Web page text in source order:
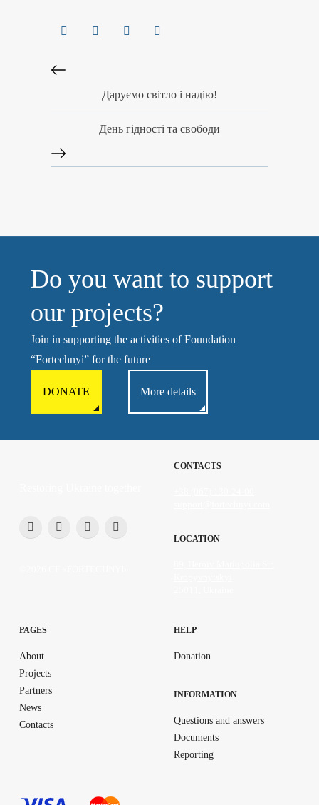
Даруємо світло і надію!
День гідності та свободи
Do you want to support
our projects?
Join in supporting the activities of Foundation
“Fortechnyi” for the future
DONATE More details
CONTACTS
LOCATION
PAGES
About
Projects
Partners
News
Contacts
HELP
Donation
INFORMATION
Questions and answers
Documents
Reporting